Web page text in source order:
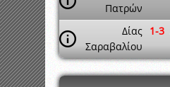
Πατρών
Δίας
Σαραβαλίου
1-3